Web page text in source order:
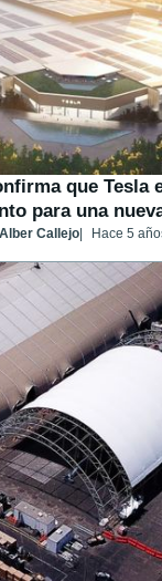
que Tesla
para una
Alber Callejo Hace 5